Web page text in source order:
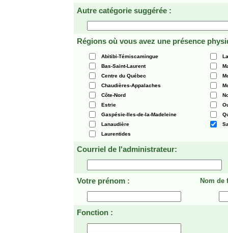
Autre catégorie suggérée :
Régions où vous avez une présence
Abitibi-Témiscamingue
Bas-Saint-Laurent
Centre du Québec
Chaudières-Appalaches
Côte-Nord
Estrie
Gaspésie-Iles-de-la-Madeleine
Lanaudière
Laurentides
Courriel de l'administrateur:
Votre prénom : Nom de
Fonction :